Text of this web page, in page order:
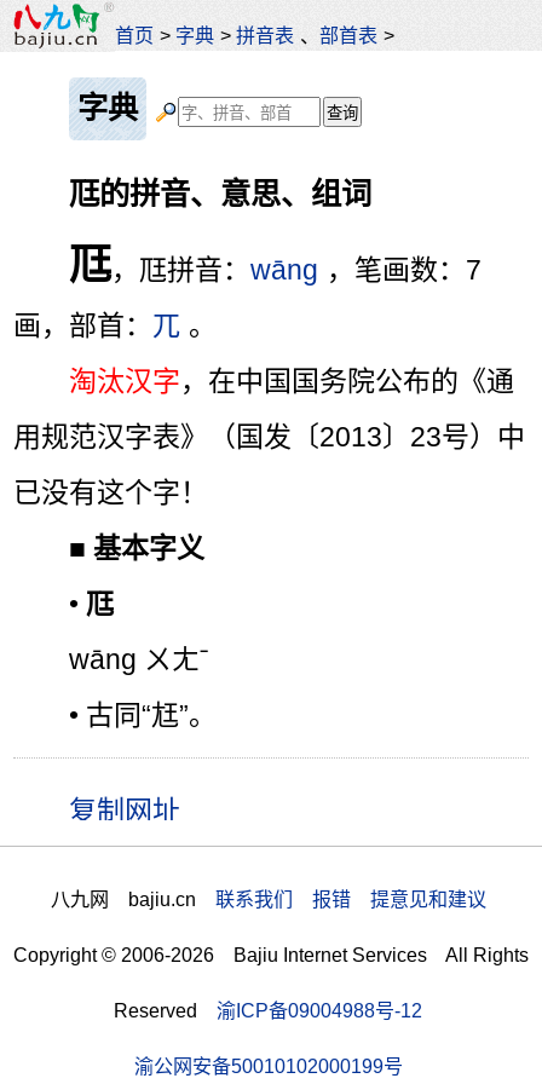
首页 > 字典 >拼音表 、部首表 >
字典
尫的拼音、意思、组词
尫，尫拼音：wāng ，笔画数：7
画，部首： 兀 。
淘汰汉字，在中国国务院公布的《通
用规范汉字表》（国发〔2013〕23号）中
已没有这个字！
■基本字义
• 尫
wāng ㄨㄤˉ
• 古同“尪”。
八九网 bajiu.cn 联系我们 报错 提意见和建议
Copyright © 2006-2026 Bajiu Internet Services All Rights
Reserved 渝ICP备09004988号-12
渝公网安备50010102000199号